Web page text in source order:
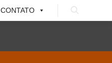
CONTATO